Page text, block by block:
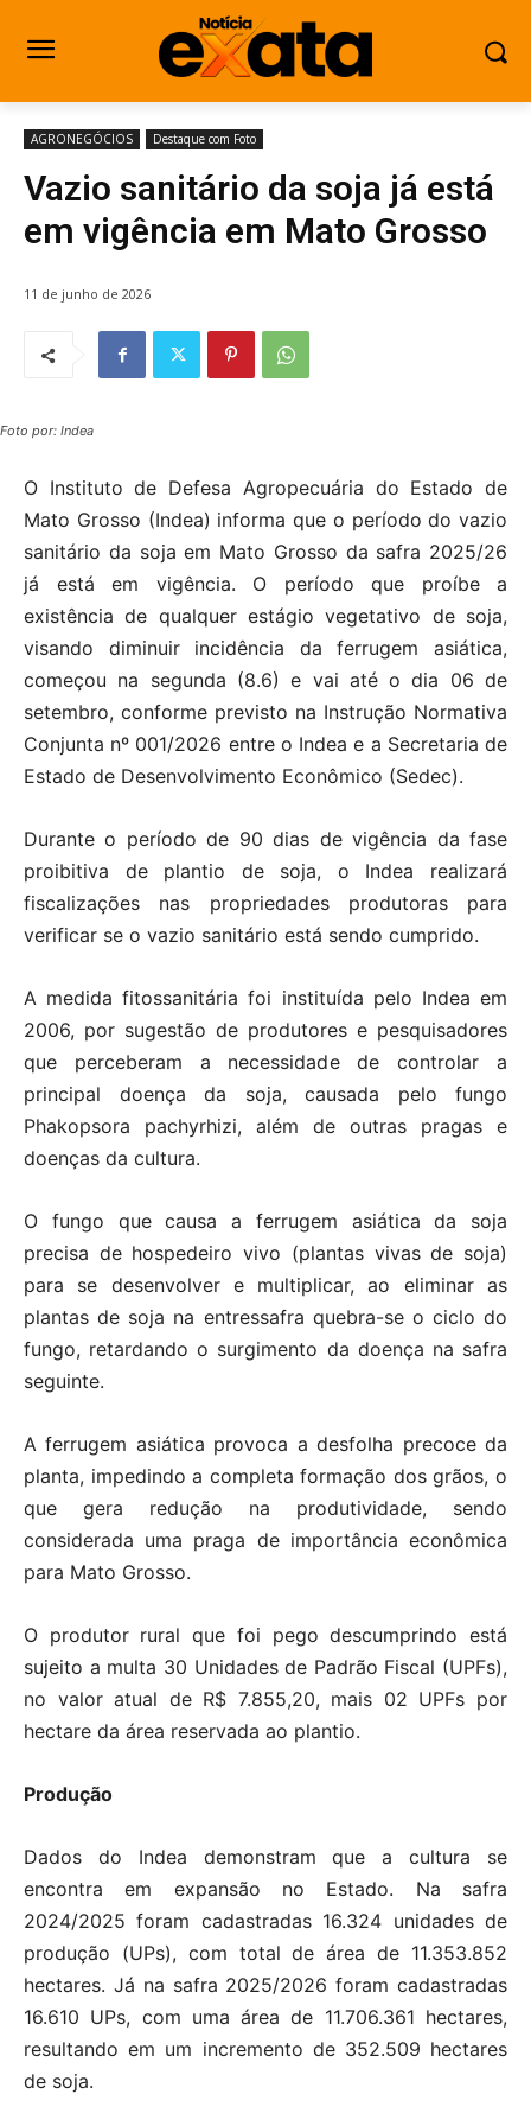
AGRONEGÓCIOS Destaque com Foto
Vazio sanitário da soja já está
em vigência em Mato Grosso
11 de junho de 2026
Foto por: Indea
O Instituto de Defesa Agropecuária do Estado de
Mato Grosso (Indea) informa que o período do vazio
sanitário da soja em Mato Grosso da safra 2025/26
já está em vigência. O período que proíbe a
existência de qualquer estágio vegetativo de soja,
visando diminuir incidência da ferrugem asiática,
começou na segunda (8.6) e vai até o dia 06 de
setembro, conforme previsto na Instrução Normativa
Conjunta nº 001/2026 entre o Indea e a Secretaria de
Estado de Desenvolvimento Econômico (Sedec).
Durante o período de 90 dias de vigência da fase
proibitiva de plantio de soja, o Indea realizará
fiscalizações nas propriedades produtoras para
verificar se o vazio sanitário está sendo cumprido.
A medida fitossanitária foi instituída pelo Indea em
2006, por sugestão de produtores e pesquisadores
que perceberam a necessidade de controlar a
principal doença da soja, causada pelo fungo
Phakopsora pachyrhizi, além de outras pragas e
doenças da cultura.
O fungo que causa a ferrugem asiática da soja
precisa de hospedeiro vivo (plantas vivas de soja)
para se desenvolver e multiplicar, ao eliminar as
plantas de soja na entressafra quebra-se o ciclo do
fungo, retardando o surgimento da doença na safra
seguinte.
A ferrugem asiática provoca a desfolha precoce da
planta, impedindo a completa formação dos grãos, o
que gera redução na produtividade, sendo
considerada uma praga de importância econômica
para Mato Grosso.
O produtor rural que foi pego descumprindo está
sujeito a multa 30 Unidades de Padrão Fiscal (UPFs),
no valor atual de R$ 7.855,20, mais 02 UPFs por
hectare da área reservada ao plantio.
Produção
Dados do Indea demonstram que a cultura se
encontra em expansão no Estado. Na safra
2024/2025 foram cadastradas 16.324 unidades de
produção (UPs), com total de área de 11.353.852
hectares. Já na safra 2025/2026 foram cadastradas
16.610 UPs, com uma área de 11.706.361 hectares,
resultando em um incremento de 352.509 hectares
de soja.